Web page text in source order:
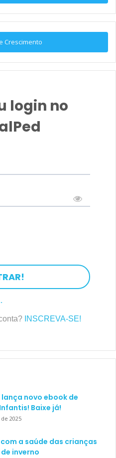
Crescimento
login no
INSCREVA-SE!
novo ebook de
Baixe já!
2025
a saúde das crianças
inverno